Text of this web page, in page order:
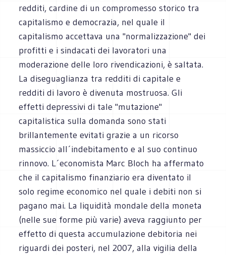
redditi, cardine di un compromesso storico tra
capitalismo e democrazia, nel quale il
capitalismo accettava una "normalizzazione" dei
profitti e i sindacati dei lavoratori una
moderazione delle loro rivendicazioni, è saltata.
La diseguaglianza tra redditi di capitale e
redditi di lavoro è divenuta mostruosa. Gli
effetti depressivi di tale "mutazione"
capitalistica sulla domanda sono stati
brillantemente evitati grazie a un ricorso
massiccio all´indebitamento e al suo continuo
rinnovo. L´economista Marc Bloch ha affermato
che il capitalismo finanziario era diventato il
solo regime economico nel quale i debiti non si
pagano mai. La liquidità mondale della moneta
(nelle sue forme più varie) aveva raggiunto per
effetto di questa accumulazione debitoria nei
riguardi dei posteri, nel 2007, alla vigilia della